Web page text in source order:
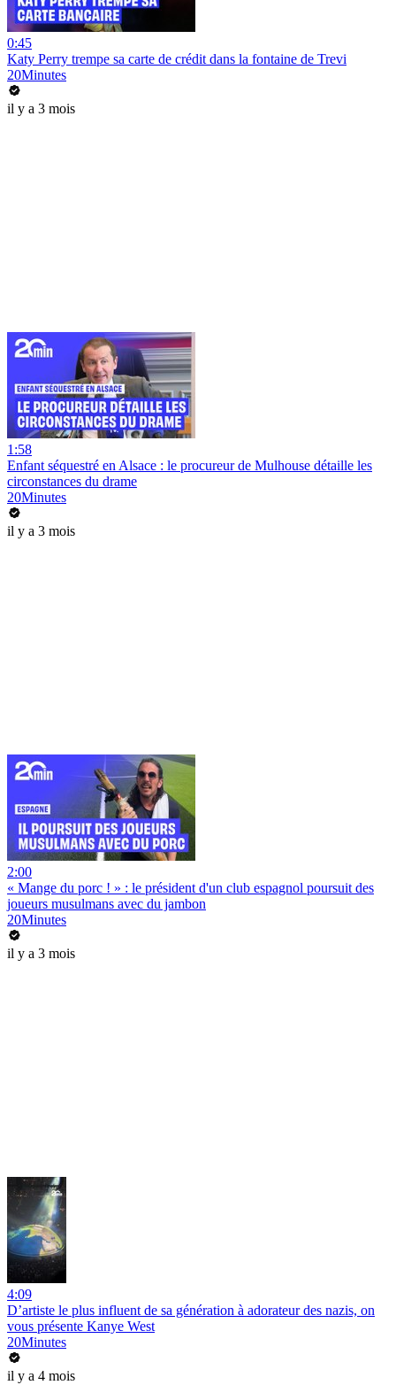
0:45
Katy Perry trempe sa carte de crédit dans la fontaine de Trevi
20Minutes
il y a 3 mois
1:58
Enfant séquestré en Alsace : le procureur de Mulhouse détaille les
circonstances du drame
20Minutes
il y a 3 mois
2:00
« Mange du porc ! » : le président d'un club espagnol poursuit des
joueurs musulmans avec du jambon
20Minutes
il y a 3 mois
4:09
D’artiste le plus influent de sa génération à adorateur des nazis, on
vous présente Kanye West
20Minutes
il y a 4 mois